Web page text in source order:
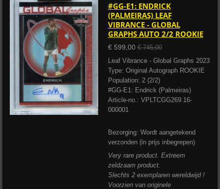
#GG-E1: ENDRICK
(PALMEIRAS) LEAF
VIBRANCE - GLOBAL
GRAPHS AUTO 2/2 ROOKIE
€ 599,00 € 745,00
Leaf Vibrance - Global Graphs 2023
Type: Original Autograph ROOKIE
Population: 2 (2/2)
#GG-E1: Endrick (Palmeiras)
Article-no.: VPLTCGG269.16-
000001
Bezorging: Wordt aangetekend
verzonden (in prijs inbegrepen)
Very rare product. Extreem
zeldzaam product.
Slechts 2 exemplaren wereldwijd !
Voorzien van originele